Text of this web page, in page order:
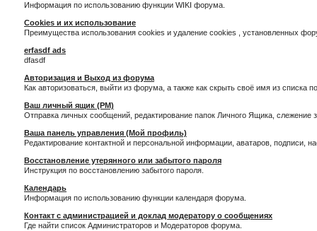
Информация по использованию функции WIKI форума.
Cookies и их использование
Преимущества использования cookies и удаление cookies , установленных
erfasdf ads
dfasdf
Авторизация и Выход из форума
Как авторизоваться, выйти из форума, а также как скрыть своё имя из списка
Ваш личный ящик (PM)
Отправка личных сообщений, редактирование папок Личного Ящика,
Ваша панель управления (Мой профиль)
Редактирование контактной и персональной информации, аватаров,
Восстановление утерянного или забытого пароля
Инструкция по восстановлению забытого пароля.
Календарь
Информация по использованию функции календаря форума.
Контакт с администрацией и доклад модератору о сообщениях
Где найти список Администраторов и Модераторов форума.